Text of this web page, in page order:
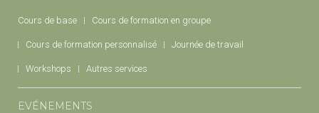
Cours de base Cours de formation en groupe
Cours de formation personnalisé Journée de travail
Workshops Autres services
EVÉNEMENTS